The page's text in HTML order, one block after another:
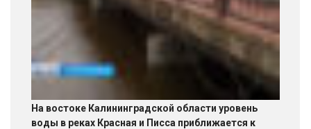
На востоке Калининградской области уровень
воды в реках Красная и Писса приближается к